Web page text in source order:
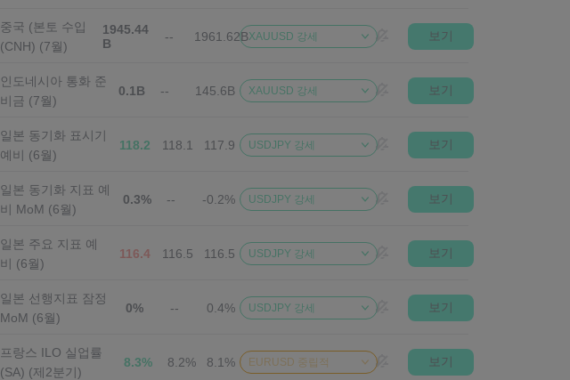
중국 (본토 수입
(CNH) (7월)
1945.44
B
-- 1961.62BXAUUSD 강세 보기
인도네시아 통화 준
비금 (7월)
0.1B -- 145.6B XAUUSD 강세 보기
일본 동기화 표시기
예비 (6월)
118.2 118.1 117.9 USDJPY 강세 보기
일본 동기화 지표 예
비 MoM (6월)
0.3% -- -0.2% USDJPY 강세 보기
일본 주요 지표 예
비 (6월)
116.4 116.5 116.5 USDJPY 강세 보기
일본 선행지표 잠정
MoM (6월)
0% -- 0.4% USDJPY 강세 보기
프랑스 ILO 실업률
(SA) (제2분기)
8.3% 8.2% 8.1% EURUSD 중립적 보기